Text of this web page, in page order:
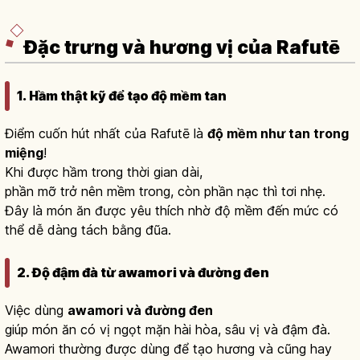
Đặc trưng và hương vị của Rafutē
1. Hầm thật kỹ để tạo độ mềm tan
Điểm cuốn hút nhất của Rafutē là độ mềm như tan trong
miệng!
Khi được hầm trong thời gian dài,
phần mỡ trở nên mềm trong, còn phần nạc thì tơi nhẹ.
Đây là món ăn được yêu thích nhờ độ mềm đến mức có
thể dễ dàng tách bằng đũa.
2. Độ đậm đà từ awamori và đường đen
Việc dùng awamori và đường đen
giúp món ăn có vị ngọt mặn hài hòa, sâu vị và đậm đà.
Awamori thường được dùng để tạo hương và cũng hay